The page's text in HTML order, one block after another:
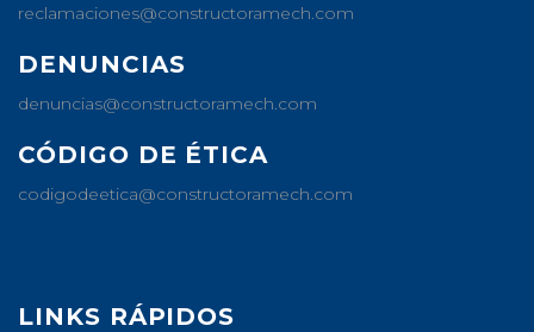
reclamaciones@constructoramech.com
DENUNCIAS
denuncias@constructoramech.com
CÓDIGO DE ÉTICA
codigodeetica@constructoramech.com
LINKS RÁPIDOS